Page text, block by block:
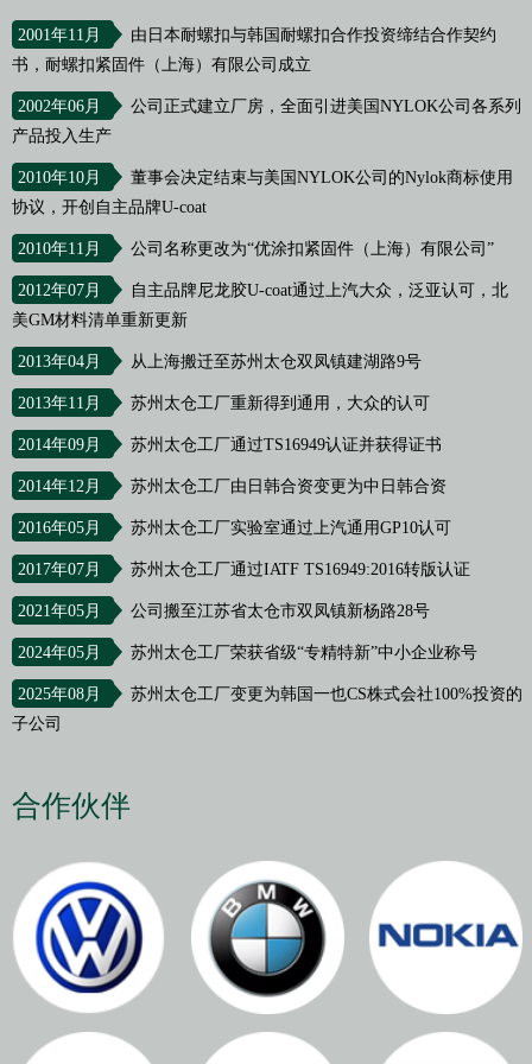
2001年11月
由日本耐螺扣与韩国耐螺扣合作投资缔结合作契约
书，耐螺扣紧固件（上海）有限公司成立
2002年06月
公司正式建立厂房，全面引进美国NYLOK公司各系列
产品投入生产
2010年10月
董事会决定结束与美国NYLOK公司的Nylok商标使用
协议，开创自主品牌U-coat
2010年11月 公司名称更改为“优涂扣紧固件（上海）有限公司”
2012年07月
自主品牌尼龙胶U-coat通过上汽大众，泛亚认可，北
美GM材料清单重新更新
2013年04月 从上海搬迁至苏州太仓双凤镇建湖路9号
2013年11月 苏州太仓工厂重新得到通用，大众的认可
2014年09月 苏州太仓工厂通过TS16949认证并获得证书
2014年12月 苏州太仓工厂由日韩合资变更为中日韩合资
2016年05月 苏州太仓工厂实验室通过上汽通用GP10认可
2017年07月 苏州太仓工厂通过IATF TS16949:2016转版认证
2021年05月 公司搬至江苏省太仓市双凤镇新杨路28号
2024年05月 苏州太仓工厂荣获省级“专精特新”中小企业称号
2025年08月
苏州太仓工厂变更为韩国一也CS株式会社100%投资的
子公司
合作伙伴